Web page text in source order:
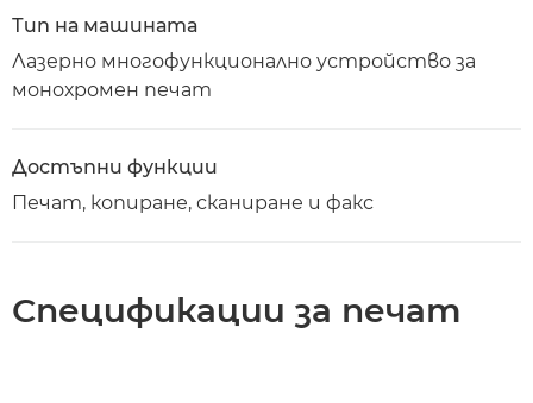
Тип на машината
Лазерно многофункционално устройство за
монохромен печат
Достъпни функции
Печат, копиране, сканиране и факс
Спецификации за печат